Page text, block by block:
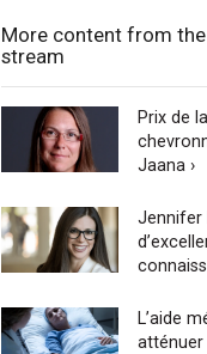
More content from the
stream
Prix de
Jaana ›
Jennifer
L’aide
atténuer